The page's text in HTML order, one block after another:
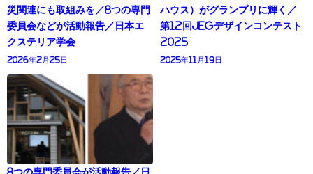
災関連にも取組みを／8つの専門
委員会などが活動報告／日本エ
クステリア学会
2026年2月25日
ハウス）がグランプリに輝く／
第12回JEGデザインコンテスト
2025
2025年11月19日